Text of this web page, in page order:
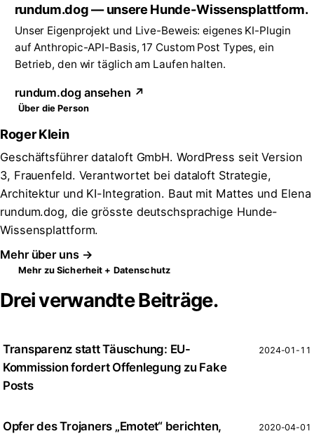
rundum.dog — unsere Hunde-Wissensplattform.
Unser Eigenprojekt und Live-Beweis: eigenes KI-Plugin
auf Anthropic-API-Basis, 17 Custom Post Types, ein
Betrieb, den wir täglich am Laufen halten.
rundum.dog ansehen ↗
Über die Person
Roger Klein
Geschäftsführer dataloft GmbH. WordPress seit Version
3, Frauenfeld. Verantwortet bei dataloft Strategie,
Architektur und KI-Integration. Baut mit Mattes und Elena
rundum.dog, die grösste deutschsprachige Hunde-
Wissensplattform.
Mehr über uns →
Mehr zu Sicherheit + Datenschutz
Drei verwandte Beiträge.
Transparenz statt Täuschung: EU-
Kommission fordert Offenlegung zu Fake
Posts
2024-01-11
Opfer des Trojaners „Emotet“ berichten,
2020-04-01